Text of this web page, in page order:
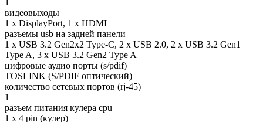
1
видеовыходы
1 x DisplayPort, 1 x HDMI
разъемы usb на задней панели
1 x USB 3.2 Gen2x2 Type-C, 2 x USB 2.0, 2 x USB 3.2 Gen1
Type A, 3 х USB 3.2 Gen2 Type A
цифровые аудио порты (s/pdif)
TOSLINK (S/PDIF оптический)
количество сетевых портов (rj-45)
1
разъем питания кулера cpu
1 x 4 pin (кулер)